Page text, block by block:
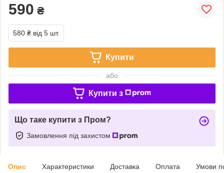
590 ₴
580 ₴ від 5 шт.
Купити
або
Купити з
Що таке купити з Пром?
Замовлення під захистом
Опис Характеристики Доставка Оплата Умови